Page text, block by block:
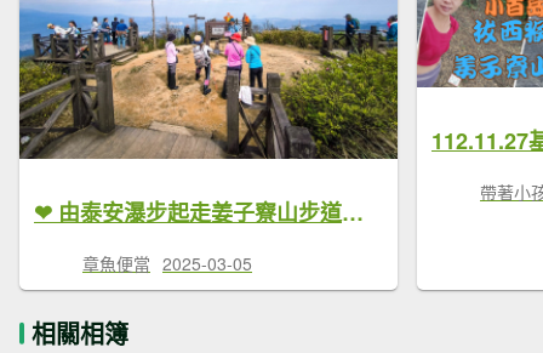
❤ 由泰安瀑步起走姜子竂山步道，上旗尾崙山、姜子寮山賞360度美景後，沿姜子寮溪下絕壁步道出
章魚便當 2025-03-05
帶著小
相關相簿